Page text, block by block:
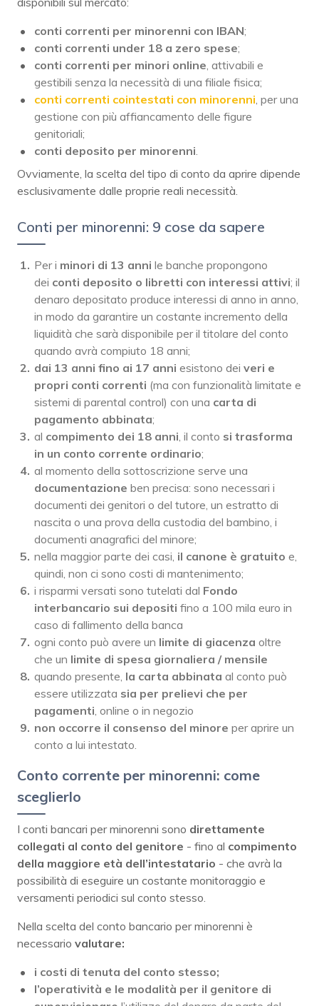
conti correnti per minorenni con IBAN;
conti correnti under 18 a zero spese;
conti correnti per minori online, attivabili e
gestibili senza la necessità di una filiale fisica;
conti correnti cointestati con minorenni, per una
gestione con più affiancamento delle figure
genitoriali;
conti deposito per minorenni.
Ovviamente, la scelta del tipo di conto da aprire dipende
esclusivamente dalle proprie reali necessità.
Conti per minorenni: 9 cose da sapere
Per i minori di 13 anni le banche propongono
dei conti deposito o libretti con interessi attivi; il
denaro depositato produce interessi di anno in anno,
in modo da garantire un costante incremento della
liquidità che sarà disponibile per il titolare del conto
quando avrà compiuto 18 anni;
dai 13 anni fino ai 17 anni esistono dei veri e
propri conti correnti (ma con funzionalità limitate e
sistemi di parental control) con una carta di
pagamento abbinata;
al compimento dei 18 anni, il conto si trasforma
in un conto corrente ordinario;
al momento della sottoscrizione serve una
documentazione ben precisa: sono necessari i
documenti dei genitori o del tutore, un estratto di
nascita o una prova della custodia del bambino, i
documenti anagrafici del minore;
nella maggior parte dei casi, il canone è gratuito e,
quindi, non ci sono costi di mantenimento;
i risparmi versati sono tutelati dal Fondo
interbancario sui depositi fino a 100 mila euro in
caso di fallimento della banca
ogni conto può avere un limite di giacenza oltre
che un limite di spesa giornaliera / mensile
quando presente, la carta abbinata al conto può
essere utilizzata sia per prelievi che per
pagamenti, online o in negozio
non occorre il consenso del minore per aprire un
conto a lui intestato.
Conto corrente per minorenni: come
sceglierlo
I conti bancari per minorenni sono direttamente
collegati al conto del genitore - fino al compimento
della maggiore età dell’intestatario - che avrà la
possibilità di eseguire un costante monitoraggio e
versamenti periodici sul conto stesso.
Nella scelta del conto bancario per minorenni è
necessario valutare:
i costi di tenuta del conto stesso;
l’operatività e le modalità per il genitore di